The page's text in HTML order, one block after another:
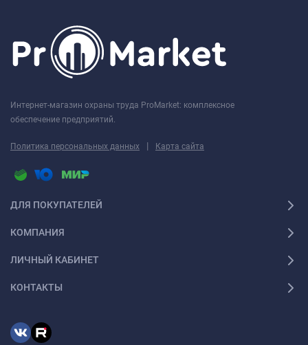
Интернет-магазин охраны труда ProMarket: комплексное
обеспечение предприятий.
Политика персональных данных | Карта сайта
ДЛЯ ПОКУПАТЕЛЕЙ
КОМПАНИЯ
ЛИЧНЫЙ КАБИНЕТ
КОНТАКТЫ